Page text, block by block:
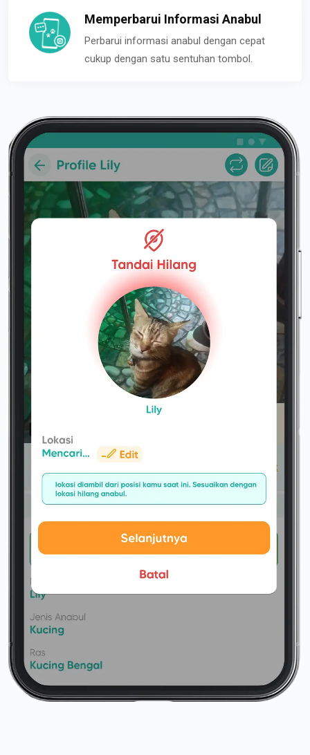
Memperbarui Informasi Anabul
Perbarui informasi anabul dengan cepat
cukup dengan satu sentuhan tombol.